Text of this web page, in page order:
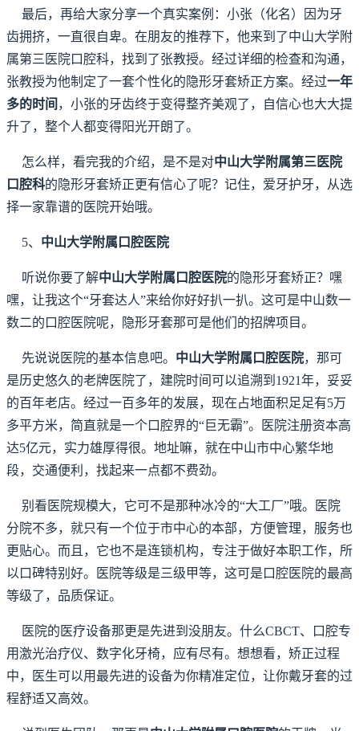
最后，再给大家分享一个真实案例：小张（化名）因为牙
齿拥挤，一直很自卑。在朋友的推荐下，他来到了中山大学附
属第三医院口腔科，找到了张教授。经过详细的检查和沟通，
张教授为他制定了一套个性化的隐形牙套矫正方案。经过一年
多的时间 ，小张的牙齿终于变得整齐美观了，自信心也大大提
升了，整个人都变得阳光开朗了。
怎么样，看完我的介绍，是不是对中山大学附属第三医院
口腔科的隐形牙套矫正更有信心了呢？记住，爱牙护牙，从选
择一家靠谱的医院开始哦。
5、 中山大学附属口腔医院
听说你要了解中山大学附属口腔医院的隐形牙套矫正？嘿
嘿，让我这个“牙套达人”来给你好好扒一扒。这可是中山数一
数二的口腔医院呢，隐形牙套那可是他们的招牌项目。
先说说医院的基本信息吧。 中山大学附属口腔医院，那可
是历史悠久的老牌医院了，建院时间可以追溯到1921年，妥妥
的百年老店。经过一百多年的发展，现在占地面积足足有5万
多平方米，简直就是一个口腔界的“巨无霸”。医院注册资本高
达5亿元，实力雄厚得很。地址嘛，就在中山市中心繁华地
段，交通便利，找起来一点都不费劲。
别看医院规模大，它可不是那种冰冷的“大工厂”哦。医院
分院不多，就只有一个位于市中心的本部，方便管理，服务也
更贴心。而且，它也不是连锁机构，专注于做好本职工作，所
以口碑特别好。医院等级是三级甲等，这可是口腔医院的最高
等级了，品质保证。
医院的医疗设备那更是先进到没朋友。什么CBCT、口腔专
用激光治疗仪、数字化牙椅，应有尽有。想想看，矫正过程
中，医生可以用最先进的设备为你精准定位，让你戴牙套的过
程舒适又高效。